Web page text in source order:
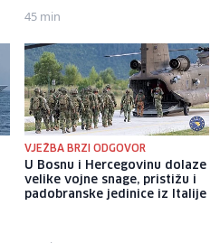
45 min
VJEŽBA BRZI ODGOVOR
U Bosnu i Hercegovinu dolaze
velike vojne snage, pristižu i
padobranske jedinice iz Italije